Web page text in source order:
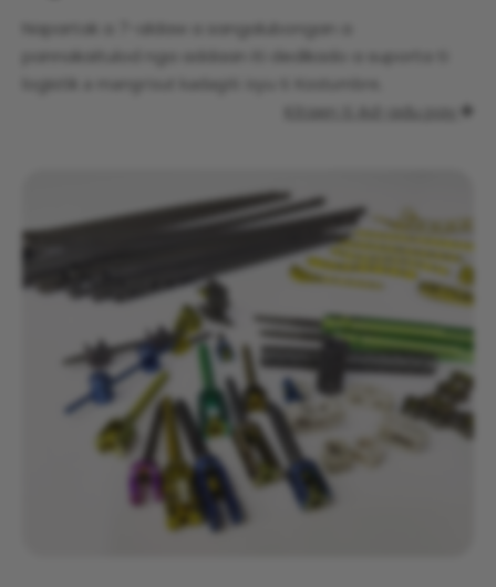
Kitaen ti Ad-adu pay